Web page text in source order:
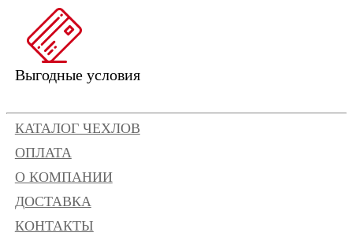
Выгодные условия
КАТАЛОГ ЧЕХЛОВ
ОПЛАТА
О КОМПАНИИ
ДОСТАВКА
КОНТАКТЫ